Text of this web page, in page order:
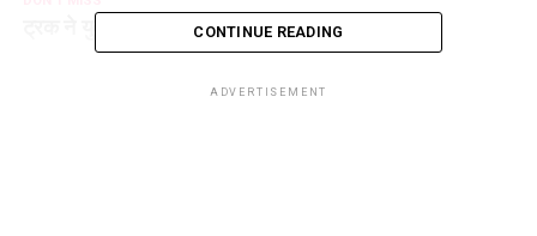
ट्रक ने युवक को रौंदा CONTINUE READING
ADVERTISEMENT